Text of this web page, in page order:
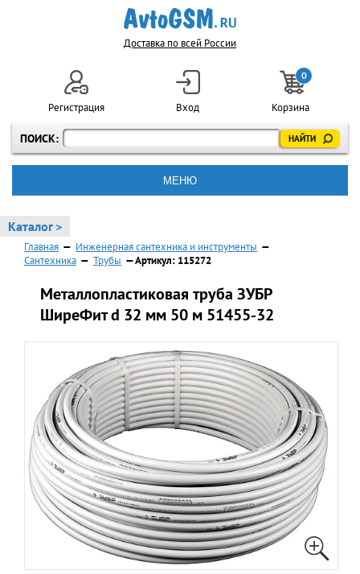
Доставка по всей России
ПОИСК:
Регистрация Вход
0
Корзина
МЕНЮ
Каталог >
Главная — Инженерная сантехника и инструменты —
Сантехника — Трубы — Артикул: 115272
Металлопластиковая труба ЗУБР
ШиреФит d 32 мм 50 м 51455-32